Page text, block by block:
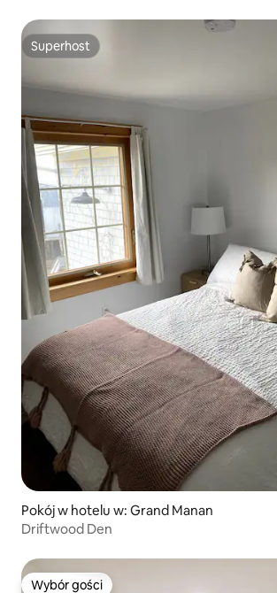
Superhost
Superhost
Pokój w hotelu w: Grand Manan
Driftwood Den
Wybór gości